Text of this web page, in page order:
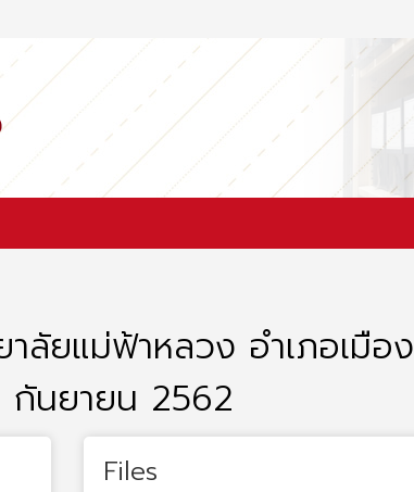
ลัยแม่ฟ้าหลวง อำเภอเมือง
กันยายน 2562
Files